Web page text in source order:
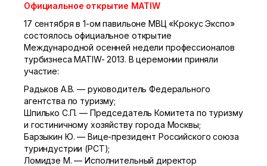
Официальное открытие MATIW
17 сентября в1-ом павильоне МВЦ «Крокус Экспо»
состоялось официальное открытие
Международной осенней недели профессионалов
турбизнеса MATIW- 2013. В церемонии приняли
участие:
Радьков А.В. — руководитель Федерального
агентства по туризму;
Шпилько С.П. — Председатель Комитета по туризму
и гостиничному хозяйству города Москвы;
Барзыкин Ю. — Вице-президент Российского союза
туриндустрии (РСТ);
Ломидзе М. — Исполнительный директор